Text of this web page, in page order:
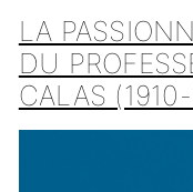
LA
DU
CALAS